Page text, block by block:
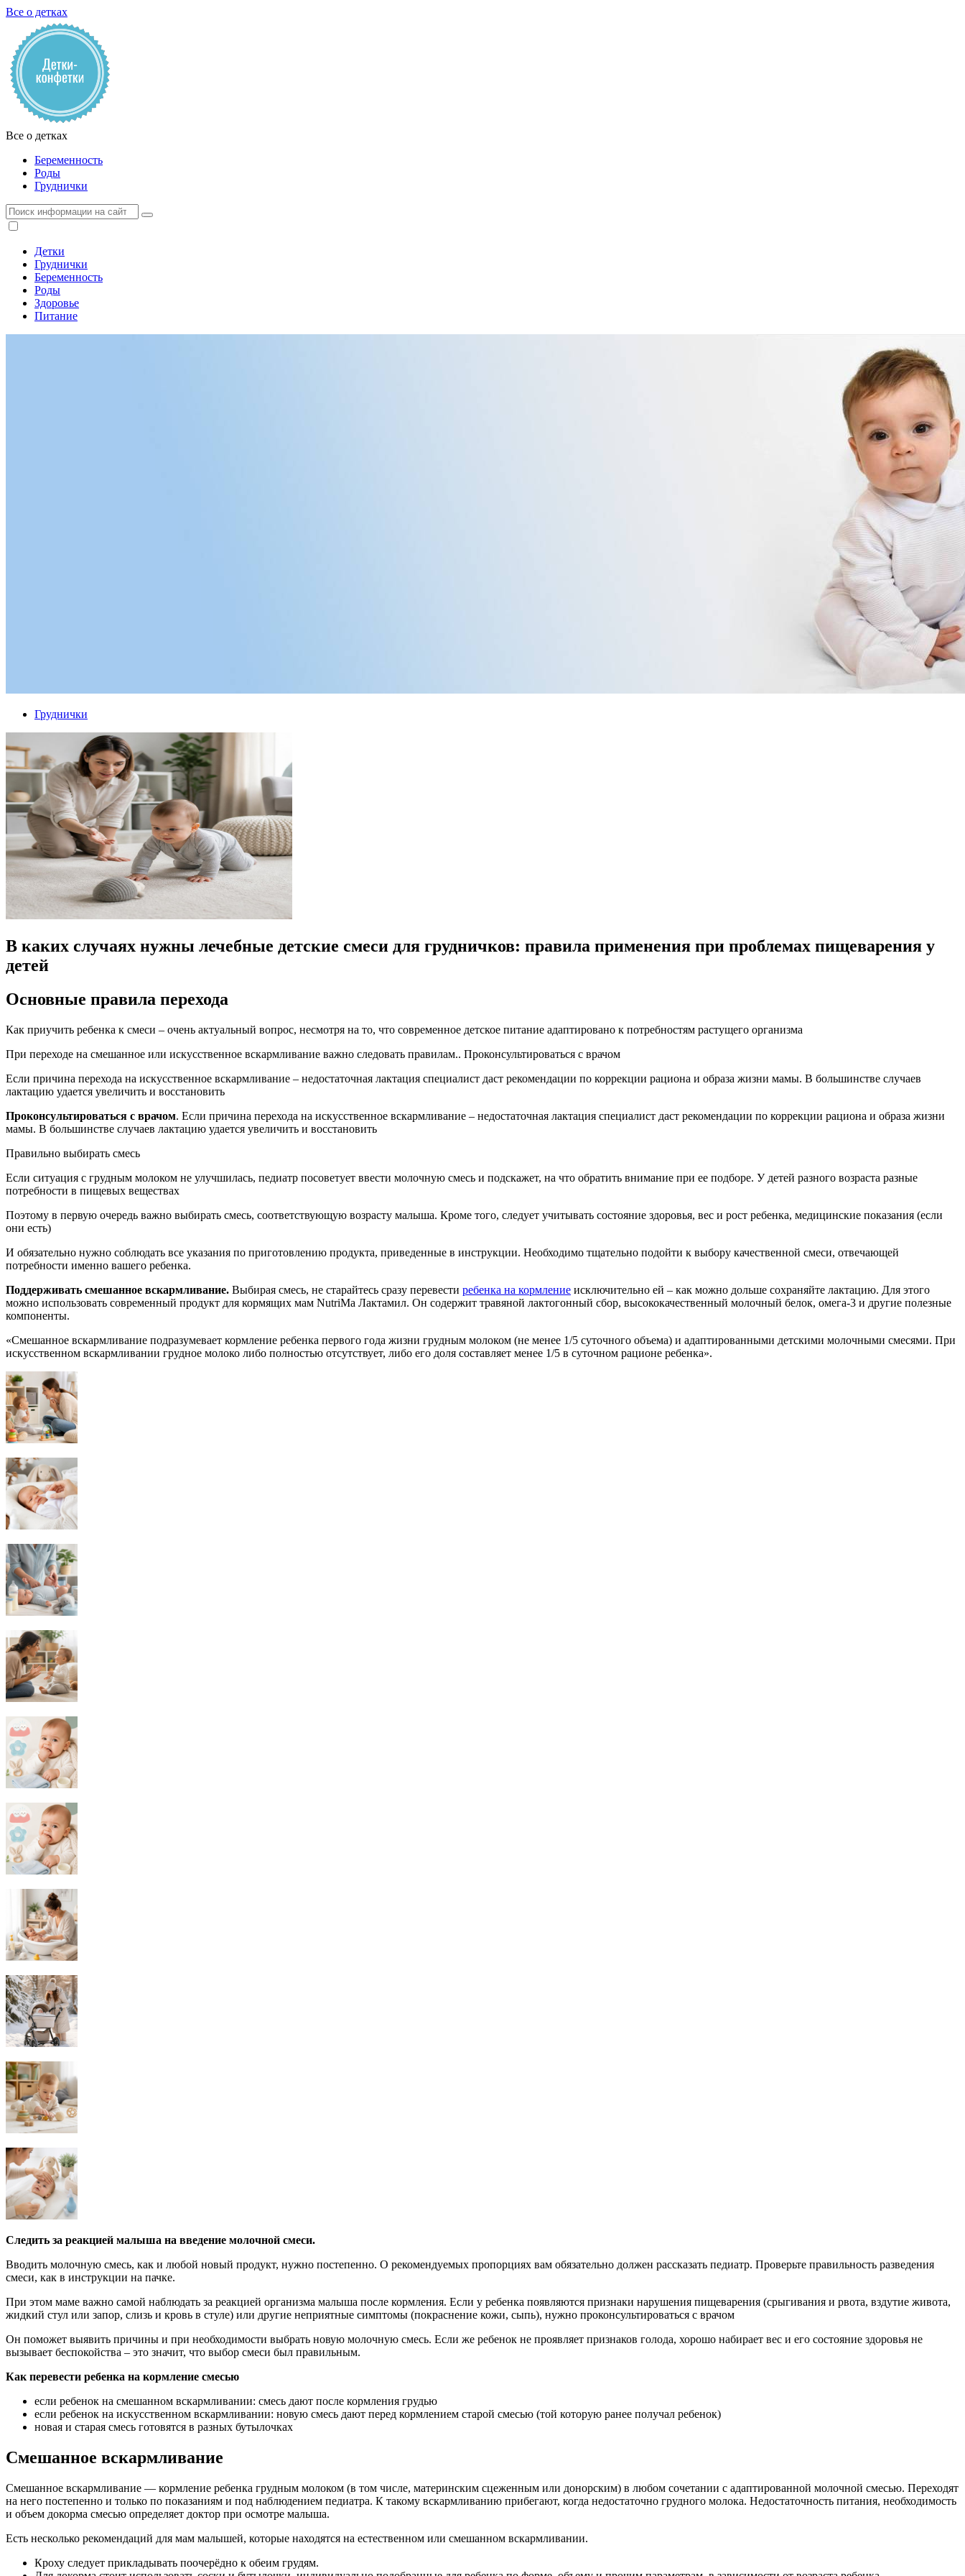
Все о детках
Все о детках
Беременность
Роды
Груднички
Детки
Груднички
Беременность
Роды
Здоровье
Питание
Груднички
В каких случаях нужны лечебные детские смеси для грудничков: правила применения при проблемах пищеварения у
детей
Основные правила перехода
Как приучить ребенка к смеси – очень актуальный вопрос, несмотря на то, что современное детское питание адаптировано к потребностям растущего организма
При переходе на смешанное или искусственное вскармливание важно следовать правилам.. Проконсультироваться с врачом
Если причина перехода на искусственное вскармливание – недостаточная лактация специалист даст рекомендации по коррекции рациона и образа жизни мамы. В большинстве случаев
лактацию удается увеличить и восстановить
Проконсультироваться с врачом. Если причина перехода на искусственное вскармливание – недостаточная лактация специалист даст рекомендации по коррекции рациона и образа жизни
мамы. В большинстве случаев лактацию удается увеличить и восстановить
Правильно выбирать смесь
Если ситуация с грудным молоком не улучшилась, педиатр посоветует ввести молочную смесь и подскажет, на что обратить внимание при ее подборе. У детей разного возраста разные
потребности в пищевых веществах
Поэтому в первую очередь важно выбирать смесь, соответствующую возрасту малыша. Кроме того, следует учитывать состояние здоровья, вес и рост ребенка, медицинские показания (если
они есть)
И обязательно нужно соблюдать все указания по приготовлению продукта, приведенные в инструкции. Необходимо тщательно подойти к выбору качественной смеси, отвечающей
потребности именно вашего ребенка.
Поддерживать смешанное вскармливание. Выбирая смесь, не старайтесь сразу перевести ребенка на кормление исключительно ей – как можно дольше сохраняйте лактацию. Для этого
можно использовать современный продукт для кормящих мам NutriMa Лактамил. Он содержит травяной лактогонный сбор, высококачественный молочный белок, омега-3 и другие полезные
компоненты.
«Смешанное вскармливание подразумевает кормление ребенка первого года жизни грудным молоком (не менее 1/5 суточного объема) и адаптированными детскими молочными смесями. При
искусственном вскармливании грудное молоко либо полностью отсутствует, либо его доля составляет менее 1/5 в суточном рационе ребенка».
Следить за реакцией малыша на введение молочной смеси.
Вводить молочную смесь, как и любой новый продукт, нужно постепенно. О рекомендуемых пропорциях вам обязательно должен рассказать педиатр. Проверьте правильность разведения
смеси, как в инструкции на пачке.
При этом маме важно самой наблюдать за реакцией организма малыша после кормления. Если у ребенка появляются признаки нарушения пищеварения (срыгивания и рвота, вздутие живота,
жидкий стул или запор, слизь и кровь в стуле) или другие неприятные симптомы (покраснение кожи, сыпь), нужно проконсультироваться с врачом
Он поможет выявить причины и при необходимости выбрать новую молочную смесь. Если же ребенок не проявляет признаков голода, хорошо набирает вес и его состояние здоровья не
вызывает беспокойства – это значит, что выбор смеси был правильным.
Как перевести ребенка на кормление смесью
если ребенок на смешанном вскармливании: смесь дают после кормления грудью
если ребенок на искусственном вскармливании: новую смесь дают перед кормлением старой смесью (той которую ранее получал ребенок)
новая и старая смесь готовятся в разных бутылочках
Смешанное вскармливание
Смешанное вскармливание — кормление ребенка грудным молоком (в том числе, материнским сцеженным или донорским) в любом сочетании с адаптированной молочной смесью. Переходят
на него постепенно и только по показаниям и под наблюдением педиатра. К такому вскармливанию прибегают, когда недостаточно грудного молока. Недостаточность питания, необходимость
и объем докорма смесью определяет доктор при осмотре малыша.
Есть несколько рекомендаций для мам малышей, которые находятся на естественном или смешанном вскармливании.
Кроху следует прикладывать поочерёдно к обеим грудям.